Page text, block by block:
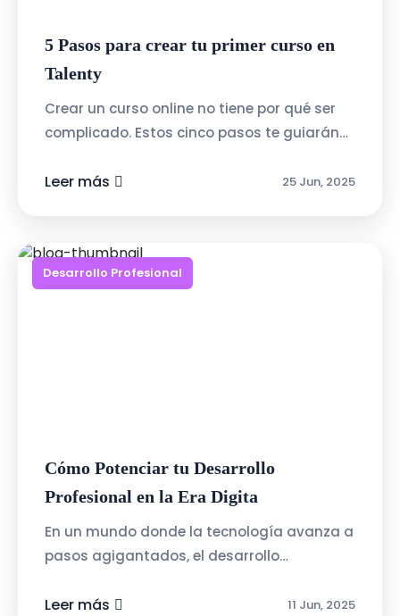
5 Pasos para crear tu primer curso en
Talenty
Crear un curso online no tiene por qué ser
complicado. Estos cinco pasos te guiarán
confianza:1.- Define el tema y a quién está ...
Leer más 25 Jun, 2025
Desarrollo Profesional
Cómo Potenciar tu Desarrollo
Profesional en la Era Digita
En un mundo donde la tecnología avanza a
pasos agigantados, el desarrollo
continuo. Ya no basta con obtener un
Leer más 11 Jun, 2025